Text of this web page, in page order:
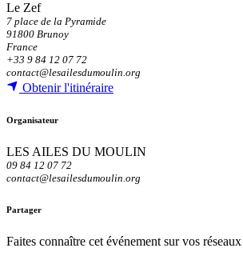
Le Zef
7 place de la Pyramide
91800 Brunoy
France
+33 9 84 12 07 72
contact@lesailesdumoulin.org
Obtenir l'itinéraire
Organisateur
LES AILES DU MOULIN
09 84 12 07 72
contact@lesailesdumoulin.org
Partager
Faites connaître cet événement sur vos